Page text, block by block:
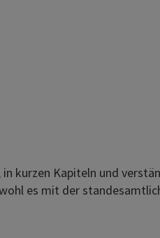
kurzen Kapiteln und
es mit der